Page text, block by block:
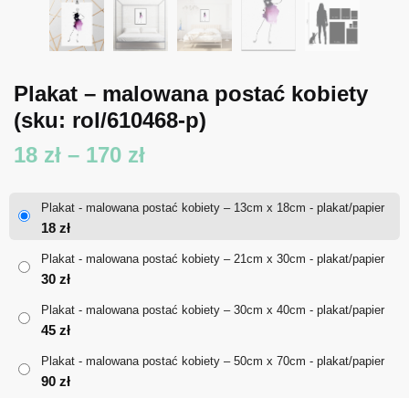
Plakat – malowana postać kobiety
(sku: rol/610468-p)
18 zł – 170 złZakres
18 zł
Plakat - malowana postać kobiety – 13cm x 18cm - plakat/papier
18 zł
Plakat - malowana postać kobiety – 21cm x 30cm - plakat/papier
30 zł
Plakat - malowana postać kobiety – 30cm x 40cm - plakat/papier
45 zł
Plakat - malowana postać kobiety – 50cm x 70cm - plakat/papier
90 zł